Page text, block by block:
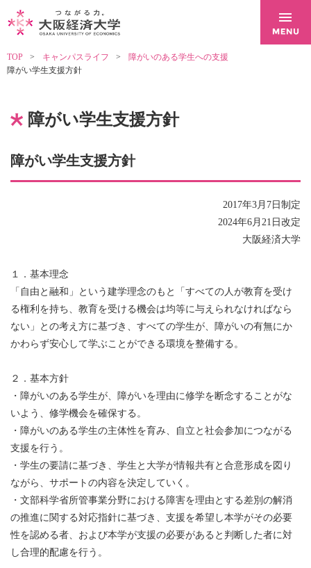
TOP キャンパスライフ
障がいのある学生への支援
障がい学生支援方針
障がい学生支援方針
障がい学生支援方針
2017年3月7日制定
2024年6月21日改定
大阪経済大学
１．基本理念
「自由と融和」という建学理念のもと「すべての人が教育を受け
る権利を持ち、教育を受ける機会は均等に与えられなければなら
ない」との考え方に基づき、すべての学生が、障がいの有無にか
かわらず安心して学ぶことができる環境を整備する。
２．基本方針
・障がいのある学生が、障がいを理由に修学を断念することがな
いよう、修学機会を確保する。
・障がいのある学生の主体性を育み、自立と社会参加につながる
支援を行う。
・学生の要請に基づき、学生と大学が情報共有と合意形成を図り
ながら、サポートの内容を決定していく。
・文部科学省所管事業分野における障害を理由とする差別の解消
の推進に関する対応指針に基づき、支援を希望し本学がその必要
性を認める者、および本学が支援の必要があると判断した者に対
し合理的配慮を行う。